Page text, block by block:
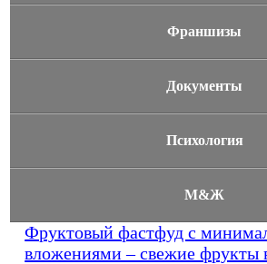
Франшизы
Документы
Психология
М&Ж
Фруктовый фастфуд с
вложениями – свежие фрукты